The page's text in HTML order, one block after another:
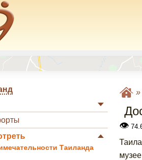
Таиланда
»
👁